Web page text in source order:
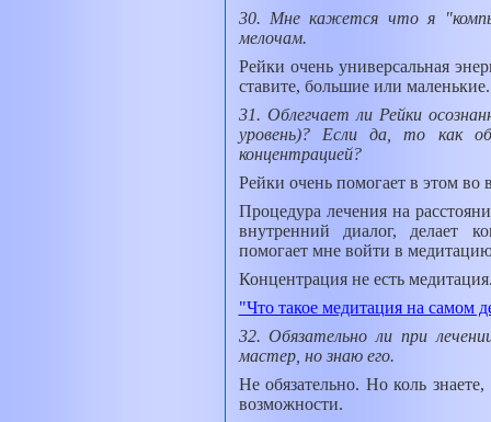
30. Мне кажется что я
мелочам.
Рейки очень универсальная
ставите, большие или маленькие.
31. Облегчает ли Рейки
уровень)? Если да, то как
концентрацией?
Рейки очень помогает в этом во
Процедура лечения на
внутренний диалог, делает
помогает мне войти в
Концентрация не есть
"Что такое медитация на самом
32. Обязательно ли при
мастер, но знаю его.
Не обязательно. Но коль
возможности.